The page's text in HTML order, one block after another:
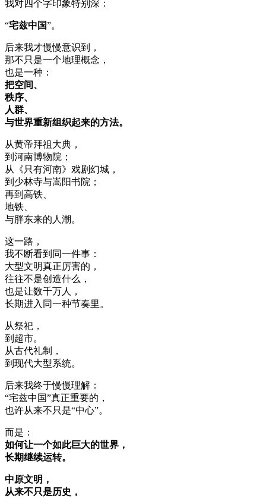
我对四个字印象特别深：
“宅兹中国”。
后来我才慢慢意识到，
那不只是一个地理概念，
也是一种：
把空间、
秩序、
人群、
与世界重新组织起来的方法。
从黄帝拜祖大典，
到河南博物院；
从《只有河南》戏剧幻城，
到少林寺与嵩阳书院；
再到高铁、
地铁、
与胖东来的人潮。
这一路，
我不断看到同一件事：
大型文明真正厉害的，
往往不是创造什么，
也是让数千万人，
长期进入同一种节奏里。
从祭祀，
到超市。
从古代礼制，
到现代大型系统。
后来我终于慢慢理解：
“宅兹中国”真正重要的，
也许从来不只是“中心”。
而是：
如何让一个如此巨大的世界，
长期继续运转。
中原文明，
从来不只是历史，